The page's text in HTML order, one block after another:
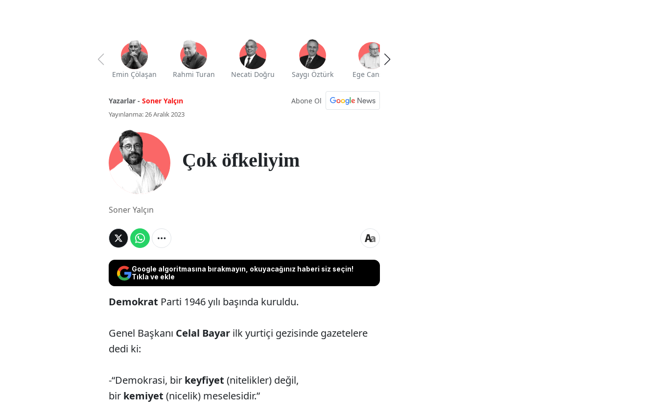
Emin Çölaşan Rahmi Turan Necati Doğru Saygı Öztürk Ege Cansen
Yazarlar - Soner Yalçın Abone Ol
Yayınlanma: 26 Aralık 2023
Çok öfkeliyim
Soner Yalçın
Google algoritmasına bırakmayın, okuyacağınız haberi siz seçin!
Tıkla ve ekle
Demokrat Parti 1946 yılı başında kuruldu.
Genel Başkanı Celal Bayarilk yurtiçi gezisinde gazetelere
dedi ki:
-“Demokrasi, bir keyfiyet (nitelikler) değil,
bir kemiyet (nicelik) meselesidir.”